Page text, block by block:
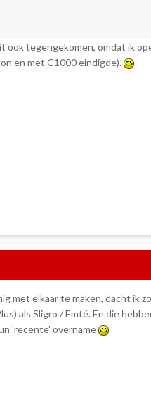
ook tegengekomen, omdat ik
en met C1000 eindigde).
met elkaar te maken, dacht ik
als Sligro / Emté. En die
'recente' overname